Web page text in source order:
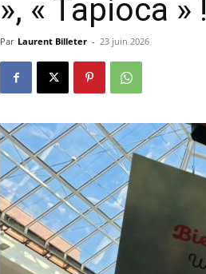
», « Tapioca » !
Par Laurent Billeter - 23 juin 2026